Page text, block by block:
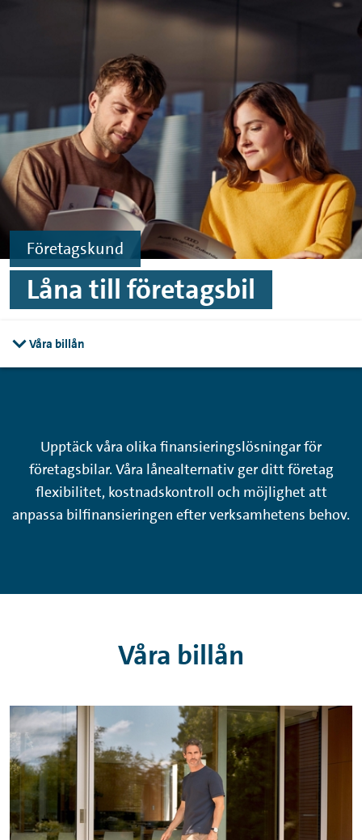
Hoppa till innehåll
Hoppa till sidfoten
Företagskund
Låna till företagsbil
Våra billån
Upptäck våra olika finansieringslösningar för
företagsbilar. Våra lånealternativ ger ditt företag
flexibilitet, kostnadskontroll och möjlighet att
anpassa bilfinansieringen efter verksamhetens behov.
Våra billån